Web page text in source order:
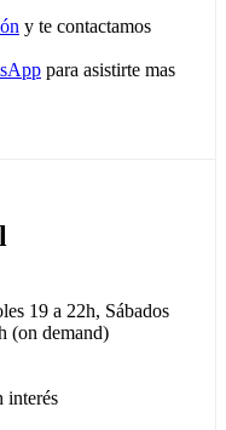
y te contactamos
para asistirte mas
19 a 22h, Sábados
(on demand)
interés